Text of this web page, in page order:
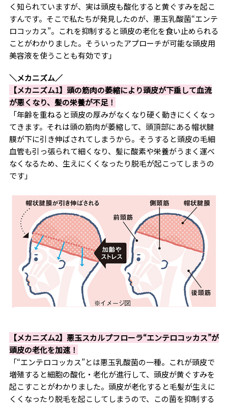
く知られていますが、実は頭皮も酸化すると黄ぐすみを起こ
すんです。そこで私たちが発見したのが、悪玉乳酸菌“エンテ
ロコッカス”。これを抑制すると頭皮の老化を食い止められる
ことがわかりました。そういったアプローチが可能な頭皮用
美容液を使うことも有効です」
＼メカニズム／
【メカニズム1】頭の筋肉の萎縮により頭皮が下垂して血流
が悪くなり、髪の栄養が不足！
「年齢を重ねると頭皮の厚みがなくなり硬く動きにくくなっ
てきます。それは頭の筋肉が萎縮して、頭頂部にある帽状腱
膜が下に引き伸ばされてしまうから。そうすると頭皮の毛細
血管も引っ張られて細くなり、髪に酸素や栄養がうまく運べ
なくなるため、生えにくくなったり脱毛が起こってしまうの
です」
【メカニズム2】悪玉スカルプフローラ“エンテロコッカス”が
頭皮の老化を加速！
「“エンテロコッカス”とは悪玉乳酸菌の一種。これが頭皮で
増殖すると細胞の酸化・老化が進行して、頭皮が黄ぐすみを
起こすことがわかりました。頭皮が老化すると毛髪が生えに
くくなったり脱毛を起こしてしまうので、この菌を抑制する